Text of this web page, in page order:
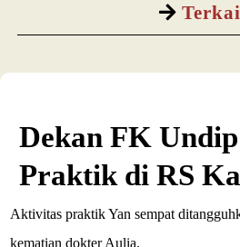
Dekan FK
Praktik di RS
Aktivitas praktik Yan sempat
kematian dokter Aulia.